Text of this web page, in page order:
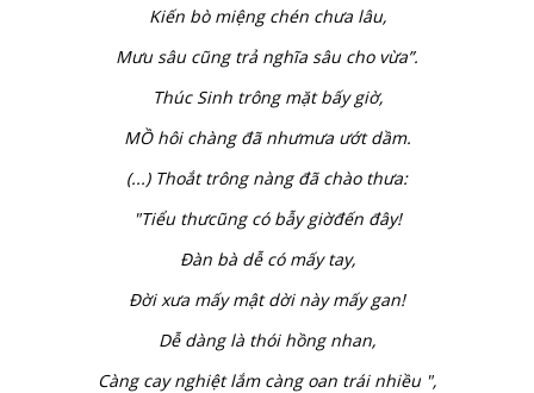
Kiến bò miệng chén chưa lâu,
Mưu sâu cũng trả nghĩa sâu cho vừa”.
Thúc Sinh trông mặt bấy giờ,
MỒ hôi chàng đã nhưmưa ướt dầm.
(...) Thoắt trông nàng đã chào thưa:
"Tiểu thưcũng có bẫy giờđến đây!
Đàn bà dễ có mấy tay,
Đời xưa mấy mật dời này mấy gan!
Dễ dàng là thói hồng nhan,
Càng cay nghiệt lắm càng oan trái nhiều ",